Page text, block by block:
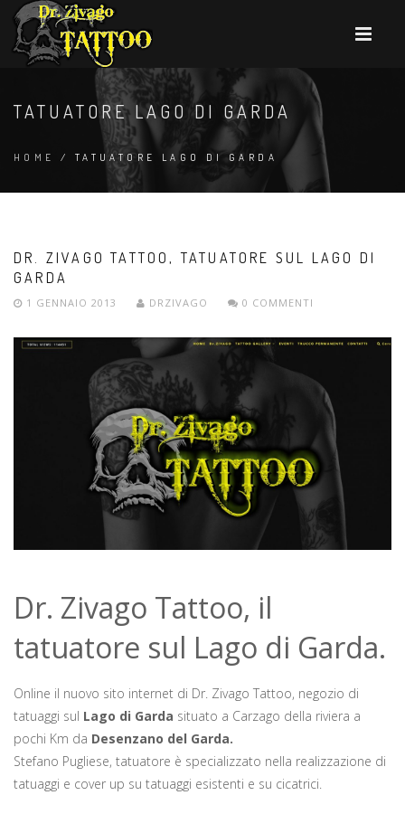
TATUATORE LAGO DI GARDA
HOME / TATUATORE LAGO DI GARDA
DR. ZIVAGO TATTOO, TATUATORE SUL LAGO DI
GARDA
1 GENNAIO 2013 DRZIVAGO 0 COMMENTI
Dr. Zivago Tattoo, il
tatuatore sul Lago di Garda.
Online il nuovo sito internet di Dr. Zivago Tattoo, negozio di
tatuaggi sul Lago di Garda situato a Carzago della riviera a
pochi Km da Desenzano del Garda.
Stefano Pugliese, tatuatore è specializzato nella realizzazione di
tatuaggi e cover up su tatuaggi esistenti e su cicatrici.